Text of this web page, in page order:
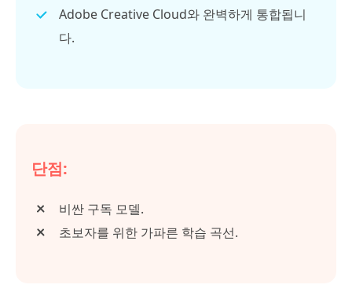
Adobe Creative Cloud와 완벽하게 통합됩니
다.
단점:
비싼 구독 모델.
초보자를 위한 가파른 학습 곡선.